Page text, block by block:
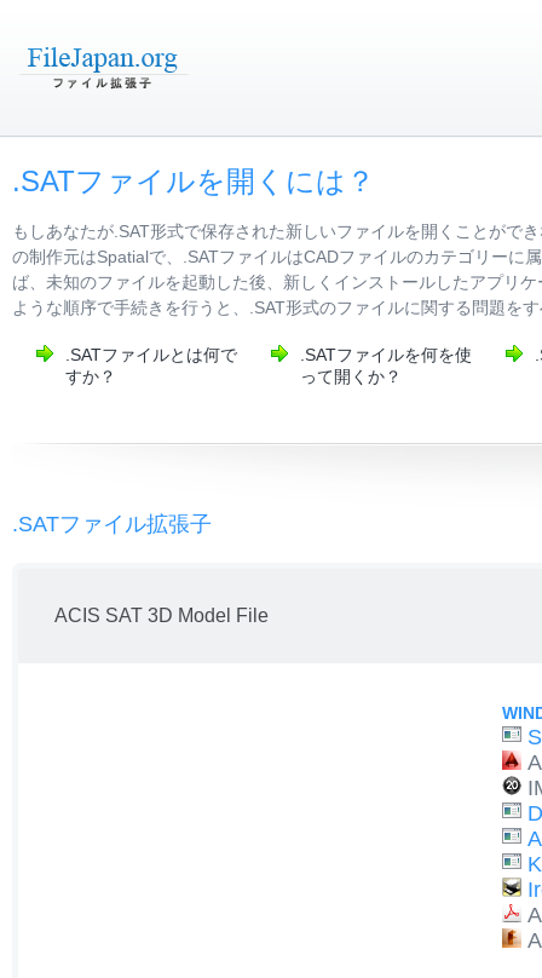
.SATファイルを開くには？
もしあなたが.SAT形式で保存された新しいファイルを開くことがで
の制作元はSpatialで、.SATファイルはCADファイルのカテゴリーに
ば、未知のファイルを起動した後、新しくインストールしたアプリ
ような順序で手続きを行うと、.SAT形式のファイルに関する問題を
.SATファイルとは何で
すか？
.SATファイルを何を使
って開くか？
.SATファイル拡張子
ACIS SAT 3D Model File